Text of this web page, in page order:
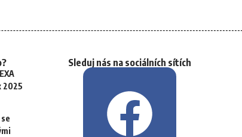
2025
Sleduj nás na sociálních sítích